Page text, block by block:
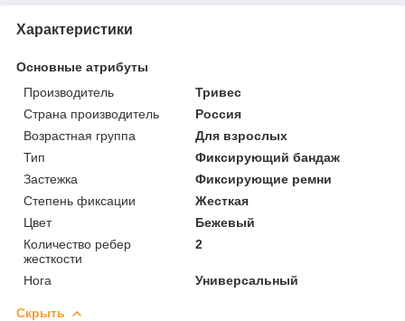
Характеристики
Основные атрибуты
Производитель
Тривес
Страна производитель
Россия
Возрастная группа
Для взрослых
Тип
Фиксирующий бандаж
Застежка
Фиксирующие ремни
Степень фиксации
Жесткая
Цвет
Бежевый
Количество ребер
жесткости
2
Нога Универсальный
Скрыть